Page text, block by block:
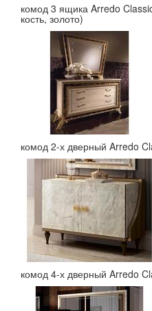
комод 3 ящика Arredo
кость, золото)
комод 2-х дверный Arredo
комод 4-х дверный Arredo